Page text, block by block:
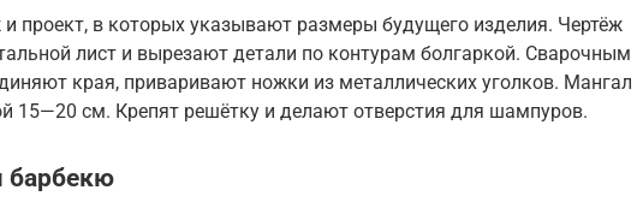
проект, в которых указывают размеры будущего изделия. Чертёж
лист и вырезают детали по контурам болгаркой. Сварочным
края, приваривают ножки из металлических уголков. Мангал
15—20 см. Крепят решётку и делают отверстия для шампуров.